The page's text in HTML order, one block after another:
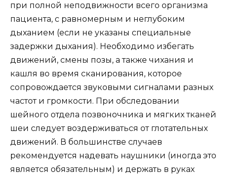
при полной неподвижности всего организма
пациента, с равномерным и неглубоким
дыханием (если не указаны специальные
задержки дыхания). Необходимо избегать
движений, смены позы, а также чихания и
кашля во время сканирования, которое
сопровождается звуковыми сигналами разных
частот и громкости. При обследовании
шейного отдела позвоночника и мягких тканей
шеи следует воздерживаться от глотательных
движений. В большинстве случаев
рекомендуется надевать наушники (иногда это
является обязательным) и держать в руках